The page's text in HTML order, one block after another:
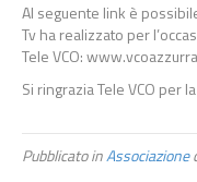
Al seguente link è
Tv ha realizzato per
Tele VCO:
Si ringrazia Tele VCO per
Pubblicato inAssociazione